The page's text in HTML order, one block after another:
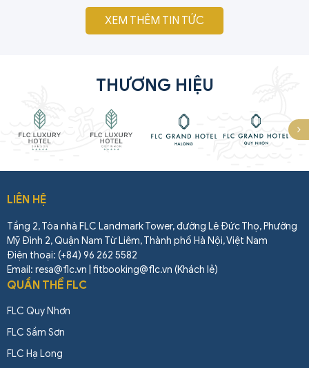
XEM THÊM TIN TỨC
THƯƠNG HIỆU
LIÊN HỆ
Tầng 2, Tòa nhà FLC Landmark Tower, đường Lê Đức Thọ, Phường
Mỹ Đình 2, Quận Nam Từ Liêm, Thành phố Hà Nội, Việt Nam
Điện thoại: (+84) 96 262 5582
Email: resa@flc.vn | fitbooking@flc.vn (Khách lẻ)
QUẦN THỂ FLC
FLC Quy Nhơn
FLC Sầm Sơn
FLC Hạ Long